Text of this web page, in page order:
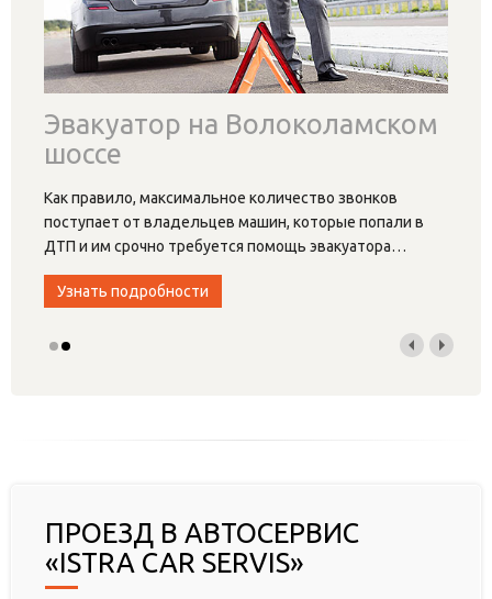
Эвакуатор на Волоколамском
шоссе
Как правило, максимальное количество звонков
поступает от владельцев машин, которые попали в
ДТП и им срочно требуется помощь эвакуатора…
Узнать подробности
ПРОЕЗД В АВТОСЕРВИС
«ISTRA CAR SERVIS»